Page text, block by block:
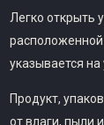
Легко открыть
расположенной
указывается
Продукт,
от влаги, пыли